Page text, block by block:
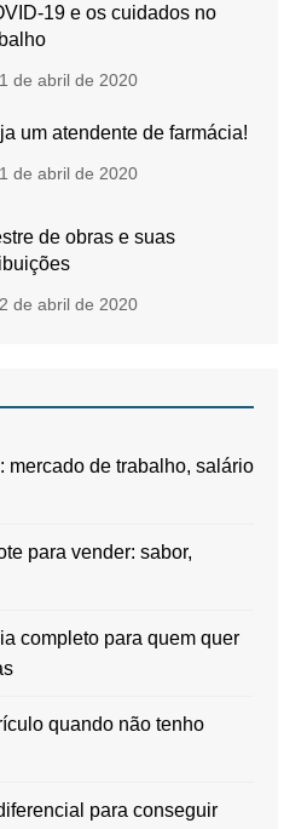
19 e os cuidados no
1 de abril de 2020
um atendente de farmácia!
1 de abril de 2020
de obras e suas
2 de abril de 2020
mercado de trabalho, salário
para vender: sabor,
completo para quem quer
quando não tenho
para conseguir